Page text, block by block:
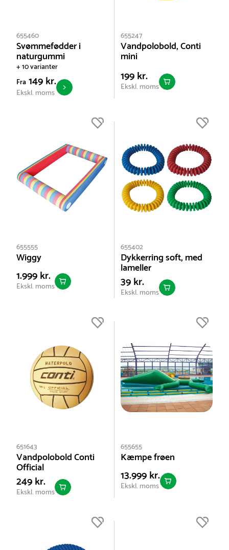
655460
Svømmefødder i
naturgummi
+ 10 varianter
Fra 149 kr.
Ekskl. moms
655247
Vandpolobold, Conti
mini
199 kr.
Ekskl. moms
655555
Wiggy
1.999 kr.
Ekskl. moms
655402
Dykkerring soft, med
lameller
39 kr.
Ekskl. moms
651643
Vandpolobold Conti
Official
249 kr.
Ekskl. moms
655655
Kæmpe frøen
13.999 kr.
Ekskl. moms